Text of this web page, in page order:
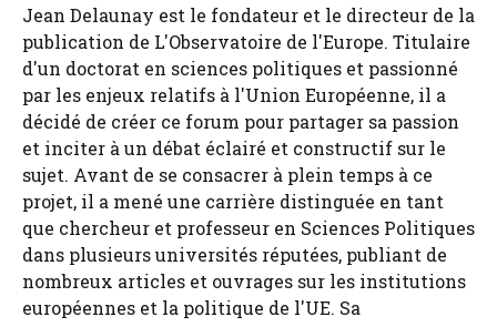
Jean Delaunay est le fondateur et le directeur de la
publication de L'Observatoire de l'Europe. Titulaire
d'un doctorat en sciences politiques et passionné
par les enjeux relatifs à l'Union Européenne, il a
décidé de créer ce forum pour partager sa passion
et inciter à un débat éclairé et constructif sur le
sujet. Avant de se consacrer à plein temps à ce
projet, il a mené une carrière distinguée en tant
que chercheur et professeur en Sciences Politiques
dans plusieurs universités réputées, publiant de
nombreux articles et ouvrages sur les institutions
européennes et la politique de l'UE. Sa